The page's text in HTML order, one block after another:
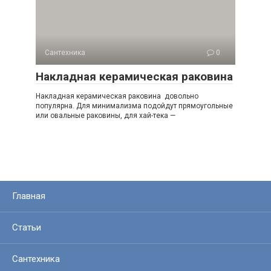
Сантехника 0
Накладная керамическая раковина
Накладная керамическая раковина довольно
популярна. Для минимализма подойдут прямоугольные
или овальные раковины, для хай-тека —
Главная
Статьи
Сантехника